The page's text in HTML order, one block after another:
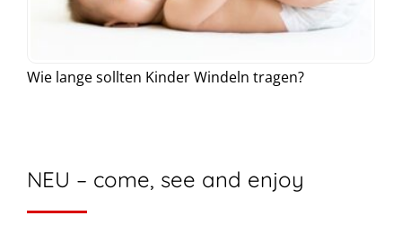
Wie lange sollten Kinder Windeln tragen?
NEU – come, see and enjoy